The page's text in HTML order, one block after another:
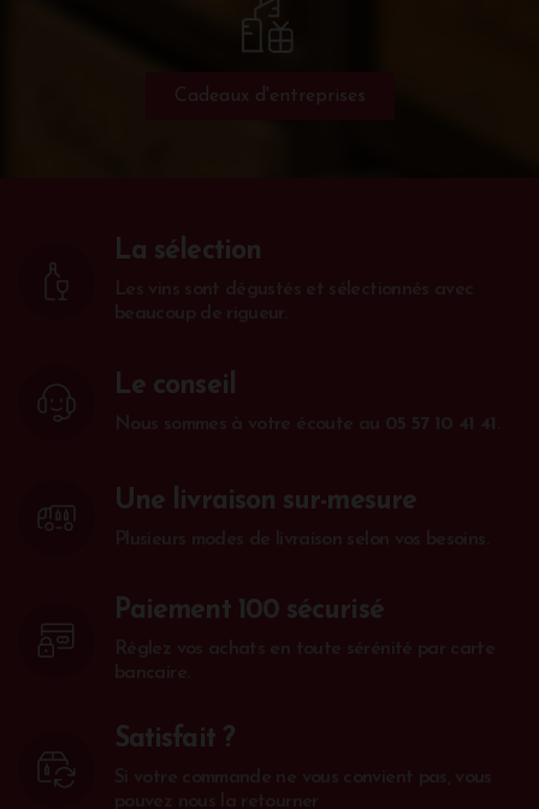
Cadeaux d'entreprises
La sélection
Le conseil
Une livraison sur-mesure
Paiement 100 sécurisé
Satisfait ?